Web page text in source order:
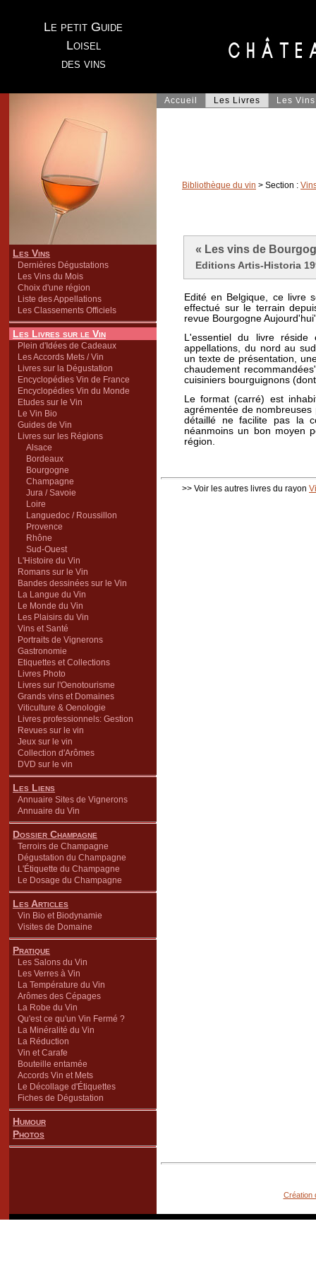
Le petit Guide
Loisel
des vins
Les Vins
Dernières Dégustations
Les Vins du Mois
Choix d'une région
Liste des Appellations
Les Classements Officiels
Les Livres sur le Vin
Plein d'Idées de Cadeaux
Les Accords Mets / Vin
Livres sur la Dégustation
Encyclopédies Vin de France
Encyclopédies Vin du Monde
Etudes sur le Vin
Le Vin Bio
Guides de Vin
Livres sur les Régions
Alsace
Bordeaux
Bourgogne
Champagne
Jura / Savoie
Loire
Languedoc / Roussillon
Provence
Rhône
Sud-Ouest
L'Histoire du Vin
Romans sur le Vin
Bandes dessinées sur le Vin
La Langue du Vin
Le Monde du Vin
Les Plaisirs du Vin
Vins et Santé
Portraits de Vignerons
Gastronomie
Etiquettes et Collections
Livres Photo
Livres sur l'Oenotourisme
Grands vins et Domaines
Viticulture & Oenologie
Livres professionnels: Gestion
Revues sur le vin
Jeux sur le vin
Collection d'Arômes
DVD sur le vin
Les Liens
Annuaire Sites de Vignerons
Annuaire du Vin
Dossier Champagne
Terroirs de Champagne
Dégustation du Champagne
L'Étiquette du Champagne
Le Dosage du Champagne
Les Articles
Vin Bio et Biodynamie
Visites de Domaine
Pratique
Les Salons du Vin
Les Verres à Vin
La Température du Vin
Arômes des Cépages
La Robe du Vin
Qu'est ce qu'un Vin Fermé ?
La Minéralité du Vin
La Réduction
Vin et Carafe
Bouteille entamée
Accords Vin et Mets
Le Décollage d'Étiquettes
Fiches de Dégustation
Humour
Photos
Accueil Les Livres Les Vins
Bibliothèque du vin > Section :
« Les vins de
Editions Artis-Historia
Edité en Belgique, ce livre
effectué sur le terrain
revue Bourgogne
L'essentiel du livre
appellations, du nord au
un texte de présentation,
chaudement
cuisiniers bourguignons
Le format (carré) est
agrémentée de
détaillé ne facilite pas la
néanmoins un bon moyen
région.
>> Voir les autres livres du rayon
Création